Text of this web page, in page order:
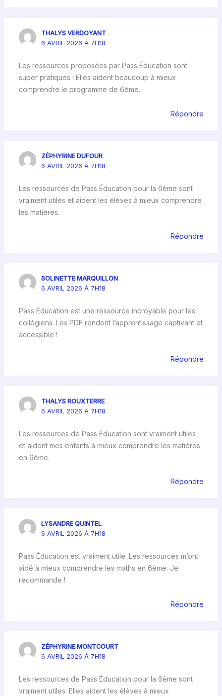
THALYS VERDOYANT
6 AVRIL 2026 À 7H18
Les ressources proposées par Pass Éducation sont
super pratiques ! Elles aident beaucoup à mieux
comprendre le programme de 6ème.
Répondre
ZÉPHYRINE DUFOUR
6 AVRIL 2026 À 7H18
Les ressources de Pass Éducation pour la 6ème sont
vraiment utiles et aident les élèves à mieux comprendre
les matières.
Répondre
SOLINETTE MARQUILLON
6 AVRIL 2026 À 7H18
Pass Éducation est une ressource incroyable pour les
collégiens. Les PDF rendent l’apprentissage captivant et
accessible !
Répondre
THALYS ROUXTERRE
6 AVRIL 2026 À 7H18
Les ressources de Pass Éducation sont vraiment utiles
et aident mes enfants à mieux comprendre les matières
en 6ème.
Répondre
LYSANDRE QUINTEL
6 AVRIL 2026 À 7H18
Pass Éducation est vraiment utile. Les ressources m’ont
aidé à mieux comprendre les maths en 6ème. Je
recommande !
Répondre
ZÉPHYRINE MONTCOURT
6 AVRIL 2026 À 7H18
Les ressources de Pass Éducation pour la 6ème sont
vraiment utiles. Elles aident les élèves à mieux